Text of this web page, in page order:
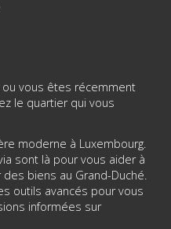
ou vous êtes récemment
le quartier qui vous
moderne à Luxembourg.
sont là pour vous aider à
biens au Grand-Duché.
outils avancés pour vous
informées sur